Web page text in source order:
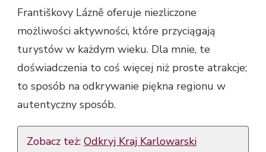
Františkovy Lázně oferuje niezliczone
możliwości aktywności, które przyciągają
turystów w każdym wieku. Dla mnie, te
doświadczenia to coś więcej niż proste atrakcje;
to sposób na odkrywanie piękna regionu w
autentyczny sposób.
Zobacz też: Odkryj Kraj Karlowarski